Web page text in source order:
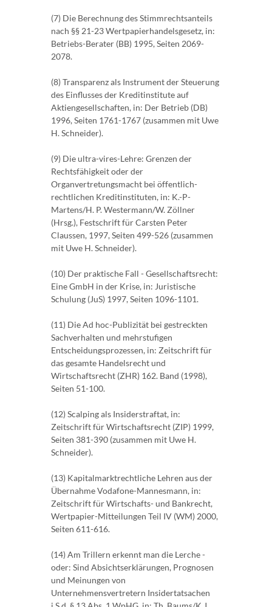
(7) Die Berechnung des Stimmrechtsanteils
nach §§ 21-23 Wertpapierhandelsgesetz, in:
Betriebs-Berater (BB) 1995, Seiten 2069-
2078.
(8) Transparenz als Instrument der Steuerung
des Einflusses der Kreditinstitute auf
Aktiengesellschaften, in: Der Betrieb (DB)
1996, Seiten 1761-1767 (zusammen mit Uwe
H. Schneider).
(9) Die ultra-vires-Lehre: Grenzen der
Rechtsfähigkeit oder der
Organvertretungsmacht bei öffentlich-
rechtlichen Kreditinstituten, in: K.-P-
Martens/H. P. Westermann/W. Zöllner
(Hrsg.), Festschrift für Carsten Peter
Claussen, 1997, Seiten 499-526 (zusammen
mit Uwe H. Schneider).
(10) Der praktische Fall - Gesellschaftsrecht:
Eine GmbH in der Krise, in: Juristische
Schulung (JuS) 1997, Seiten 1096-1101.
(11) Die Ad hoc-Publizität bei gestreckten
Sachverhalten und mehrstufigen
Entscheidungsprozessen, in: Zeitschrift für
das gesamte Handelsrecht und
Wirtschaftsrecht (ZHR) 162. Band (1998),
Seiten 51-100.
(12) Scalping als Insiderstraftat, in:
Zeitschrift für Wirtschaftsrecht (ZIP) 1999,
Seiten 381-390 (zusammen mit Uwe H.
Schneider).
(13) Kapitalmarktrechtliche Lehren aus der
Übernahme Vodafone-Mannesmann, in:
Zeitschrift für Wirtschafts- und Bankrecht,
Wertpapier-Mitteilungen Teil IV (WM) 2000,
Seiten 611-616.
(14) Am Trillern erkennt man die Lerche -
oder: Sind Absichtserklärungen, Prognosen
und Meinungen von
Unternehmensvertretern Insidertatsachen